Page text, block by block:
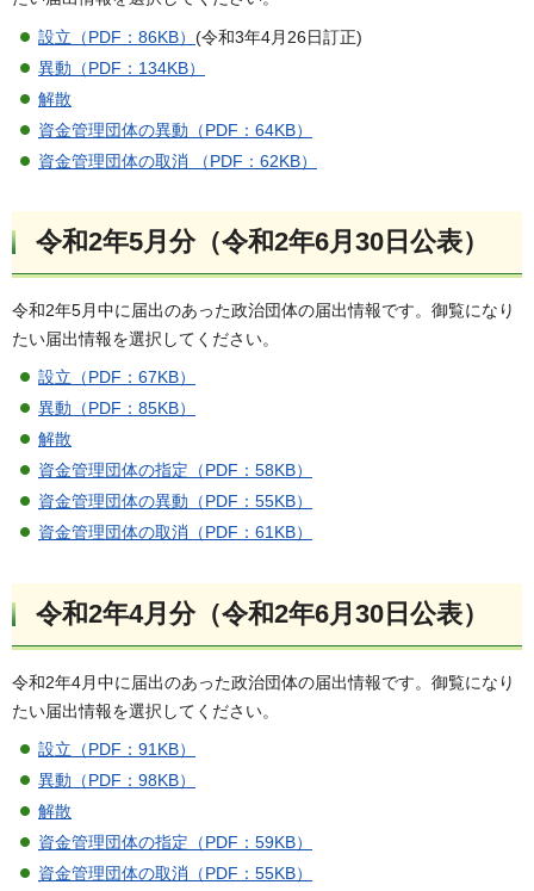
設立（PDF：86KB） (令和3年4月26日訂正)
異動（PDF：134KB）
解散
資金管理団体の異動（PDF：64KB）
資金管理団体の取消 （PDF：62KB）
令和2年5月分（令和2年6月30日公表）
令和2年5月中に届出のあった政治団体の届出情報です。御覧になり
たい届出情報を選択してください。
設立（PDF：67KB）
異動（PDF：85KB）
解散
資金管理団体の指定（PDF：58KB）
資金管理団体の異動（PDF：55KB）
資金管理団体の取消（PDF：61KB）
令和2年4月分（令和2年6月30日公表）
令和2年4月中に届出のあった政治団体の届出情報です。御覧になり
たい届出情報を選択してください。
設立（PDF：91KB）
異動（PDF：98KB）
解散
資金管理団体の指定（PDF：59KB）
資金管理団体の取消（PDF：55KB）